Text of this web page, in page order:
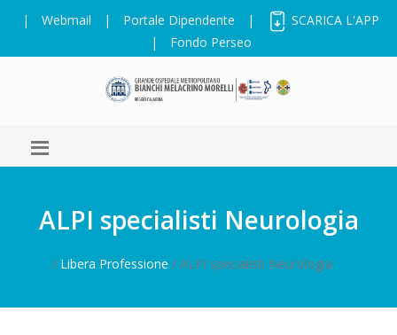
| Webmail | Portale Dipendente |
SCARICA L'APP
|
Fondo Perseo
ALPI specialisti Neurologia
/ Libera Professione / ALPI specialisti Neurologia